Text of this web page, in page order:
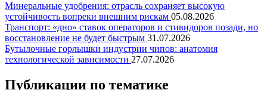
Минеральные удобрения: отрасль сохраняет высокую
устойчивость вопреки внешним рискам 05.08.2026
Транспорт: «дно» ставок операторов и стивидоров позади, но
восстановление не будет быстрым 31.07.2026
Бутылочные горлышки индустрии чипов: анатомия
технологической зависимости 27.07.2026
Публикации по тематике